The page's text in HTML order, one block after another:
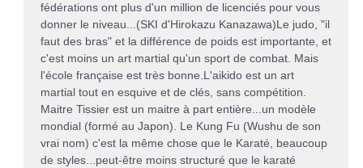
fédérations ont plus d'un million de licenciés pour vous
donner le niveau...(SKI d'Hirokazu Kanazawa)Le judo, "il
faut des bras" et la différence de poids est importante, et
c'est moins un art martial qu'un sport de combat. Mais
l'école française est très bonne.L'aikido est un art
martial tout en esquive et de clés, sans compétition.
Maitre Tissier est un maitre à part entière...un modèle
mondial (formé au Japon). Le Kung Fu (Wushu de son
vrai nom) c'est la même chose que le Karaté, beaucoup
de styles...peut-être moins structuré que le karaté